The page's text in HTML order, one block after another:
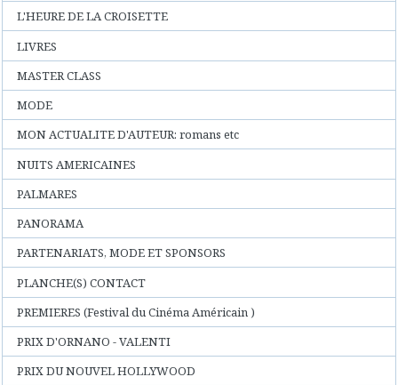
L'HEURE DE LA CROISETTE
LIVRES
MASTER CLASS
MODE
MON ACTUALITE D'AUTEUR: romans etc
NUITS AMERICAINES
PALMARES
PANORAMA
PARTENARIATS, MODE ET SPONSORS
PLANCHE(S) CONTACT
PREMIERES (Festival du Cinéma Américain )
PRIX D'ORNANO - VALENTI
PRIX DU NOUVEL HOLLYWOOD